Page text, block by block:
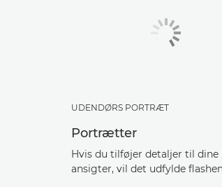
UDENDØRS PORTRÆT
Portrætter
Hvis du tilføjer detaljer til dine
ansigter, vil det udfylde